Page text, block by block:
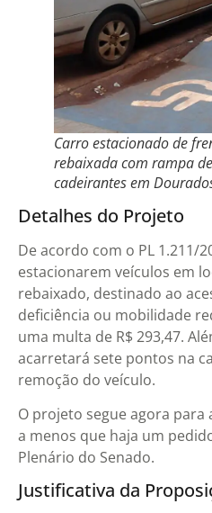
Carro estacionado de
rebaixada com rampa
cadeirantes em
Detalhes do Projeto
De acordo com o PL 1.211/
estacionarem veículos em
rebaixado, destinado ao
deficiência ou mobilidade
uma multa de R$ 293,47.
acarretará sete pontos na
remoção do veículo.
O projeto segue agora para
a menos que haja um
Plenário do Senado.
Justificativa da